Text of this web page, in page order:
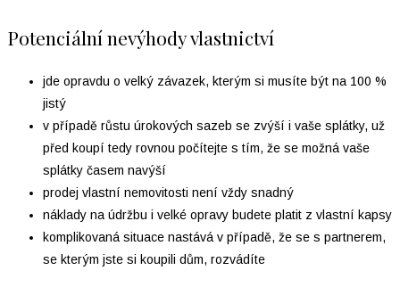
Potenciální nevýhody vlastnictví
jde opravdu o velký závazek, kterým si musíte být na 100 %
jistý
v případě růstu úrokových sazeb se zvýší i vaše splátky, už
před koupí tedy rovnou počítejte s tím, že se možná vaše
splátky časem navýší
prodej vlastní nemovitosti není vždy snadný
náklady na údržbu i velké opravy budete platit z vlastní kapsy
komplikovaná situace nastává v případě, že se s partnerem,
se kterým jste si koupili dům, rozvádíte